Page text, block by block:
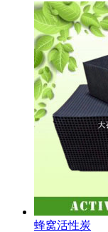
蜂窝活性炭